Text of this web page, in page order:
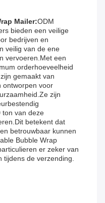
Mailer:ODM
bieden een veilige
bedrijven en
veilig van de ene
vervoeren.Met een
orderhoeveelheid
gemaakt van
ontworpen voor
zijn
ton van deze
betekent dat
betrouwbaar kunnen
Bubble Wrap
er zeker van
tijdens de verzending.